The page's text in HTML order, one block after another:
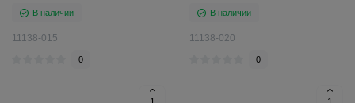
В наличии
11138-015
0
В наличии
11138-020
0